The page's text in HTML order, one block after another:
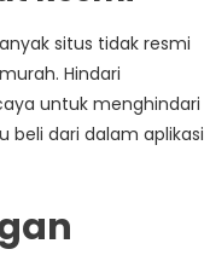
situs tidak resmi
Hindari
untuk menghindari
beli dari dalam aplikasi